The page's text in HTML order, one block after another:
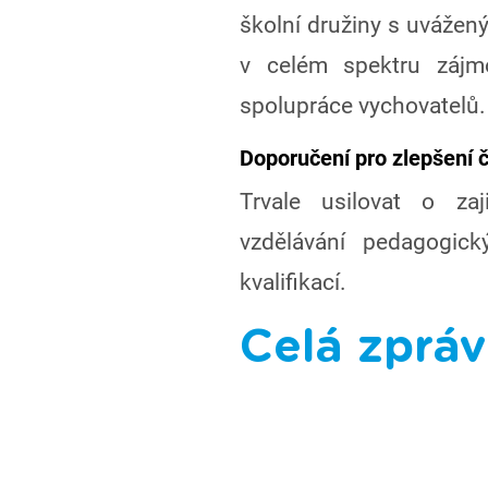
školní družiny s
v celém spektru
spolupráce vychovatelů.
Doporučení pro zlepšení
Trvale usilovat o
vzdělávání
kvalifikací.
Celá